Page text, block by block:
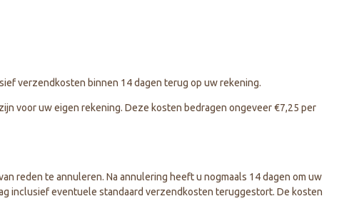
verzendkosten binnen 14 dagen terug op uw rekening.
voor uw eigen rekening. Deze kosten bedragen ongeveer €7,25 per
reden te annuleren. Na annulering heeft u nogmaals 14 dagen om uw
inclusief eventuele standaard verzendkosten teruggestort. De kosten